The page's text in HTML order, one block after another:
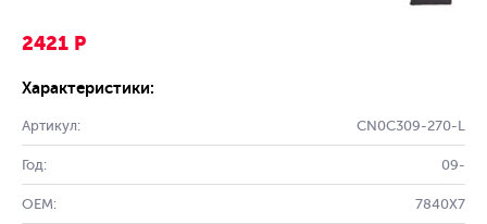
2421 Р
Характеристики:
Артикул: CN0C309-270-L
Год: 09-
OEM: 7840X7